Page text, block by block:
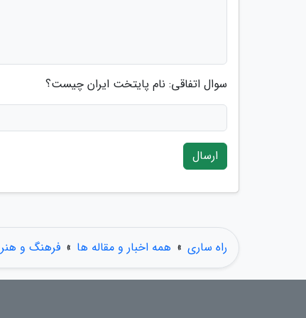
سوال اتفاقی: نام پایتخت ایران چیست؟
ارسال
راه ساری » همه اخبار و مقاله ها » فرهنگ و هنر